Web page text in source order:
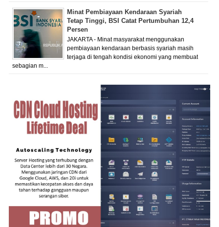
Minat Pembiayaan Kendaraan Syariah
Tetap Tinggi, BSI Catat Pertumbuhan 12,4
Persen
JAKARTA - Minat masyarakat menggunakan
pembiayaan kendaraan berbasis syariah masih
terjaga di tengah kondisi ekonomi yang membuat
sebagian m...